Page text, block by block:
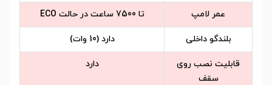
عمر لامپ تا 7500 ساعت در حالت ECO
بلندگو داخلی دارد (10 وات)
قابلیت نصب روی
سقف
دارد